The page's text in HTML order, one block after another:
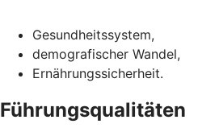
Gesundheitssystem,
demografischer Wandel,
Ernährungssicherheit.
Führungsqualitäten